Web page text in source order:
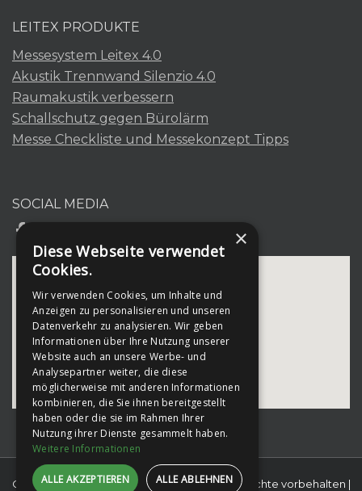
LEITEX PRODUKTE
Messesystem Leitex 4.0
Akustik Trennwand Silenzio 4.0
Raumakustik verbessern
Schallschutz gegen Bürolärm
Messe Checkliste und Messekonzept Tipps
SOCIAL MEDIA
Copyright 2026 Leitex Services GmbH | Alle Rechte vorbehalten |
×
Diese Webseite verwendet
Cookies.
Wir verwenden Cookies, um Inhalte und
Anzeigen zu personalisieren und unseren
Datenverkehr zu analysieren. Wir geben
Informationen über Ihre Nutzung unserer
Website auch an unsere Werbe- und
Analysepartner weiter, die diese
möglicherweise mit anderen Informationen
kombinieren, die Sie ihnen bereitgestellt
haben oder die sie im Rahmen Ihrer
Nutzung ihrer Dienste gesammelt haben.
Weitere Informationen
ALLE AKZEPTIEREN ALLE ABLEHNEN